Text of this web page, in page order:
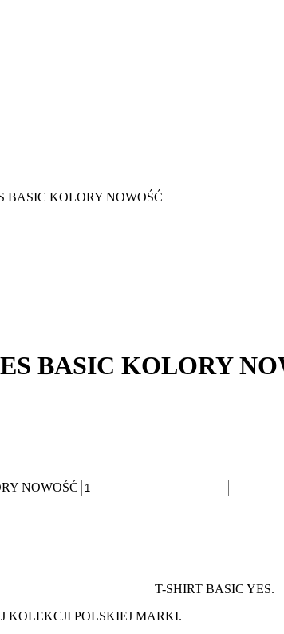
BASIC KOLORY NOWOŚĆ
BASIC KOLORY
NOWOŚĆ
T-SHIRT BASIC YES.
KOLEKCJI POLSKIEJ MARKI.